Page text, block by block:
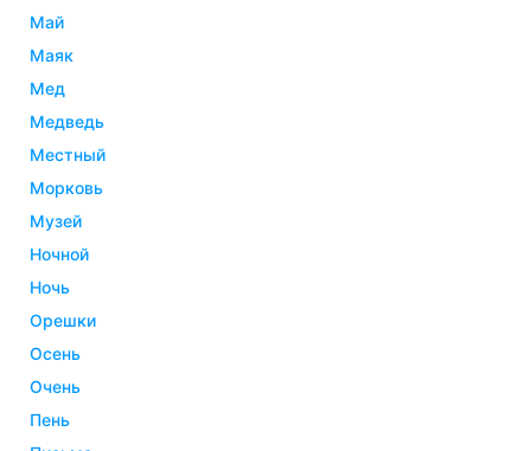
май
маяк
мед
медведь
местный
морковь
музей
ночной
ночь
орешки
осень
очень
пень